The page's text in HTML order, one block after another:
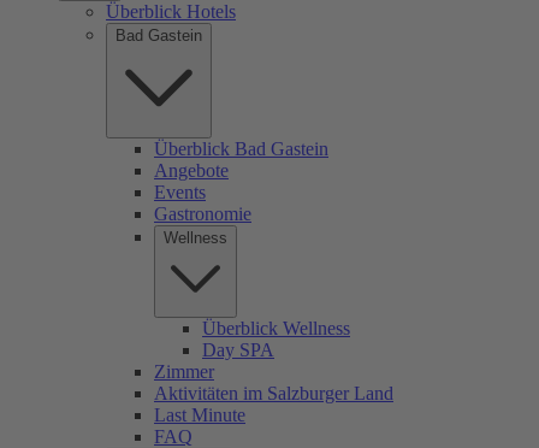
Überblick Hotels
Bad Gastein
Überblick Bad Gastein
Angebote
Events
Gastronomie
Wellness
Überblick Wellness
Day SPA
Zimmer
Aktivitäten im Salzburger Land
Last Minute
FAQ